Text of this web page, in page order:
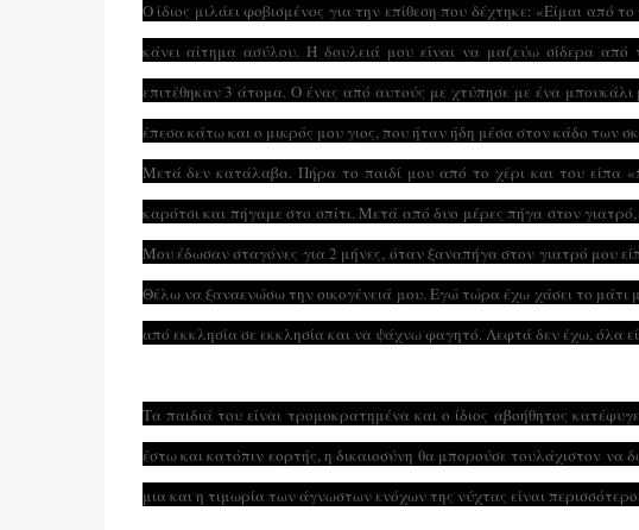
Ο ίδιος μιλάει φοβισμένος για την επίθεση που δέχτηκε: «Είμαι
κάνει αίτημα ασύλου. Η δουλειά μου είναι να μαζεύω σίδερα
επιτέθηκαν 3 άτομα. Ο ένας από αυτούς με χτύπησε με ένα
έπεσα κάτω και ο μικρός μου γιος, που ήταν ήδη μέσα στον κάδο των
Μετά δεν κατάλαβα. Πήρα το παιδί μου από το χέρι και του είπα
καρότσι και πήγαμε στο σπίτι. Μετά από δυο μέρες πήγα στον
Μου έδωσαν σταγόνες για 2 μήνες, όταν ξαναπήγα στον γιατρό μου
Θέλω να ξαναενώσω την οικογένειά μου. Εγώ τώρα έχω χάσει το
από εκκλησία σε εκκλησία και να ψάχνω φαγητό. Λεφτά δεν έχω, όλα
Τα παιδιά του είναι τρομοκρατημένα και ο ίδιος αβοήθητος
έστω και κατόπιν εορτής, η δικαιοσύνη θα μπορούσε τουλάχιστον να
μια και η τιμωρία των άγνωστων ενόχων της νύχτας είναι